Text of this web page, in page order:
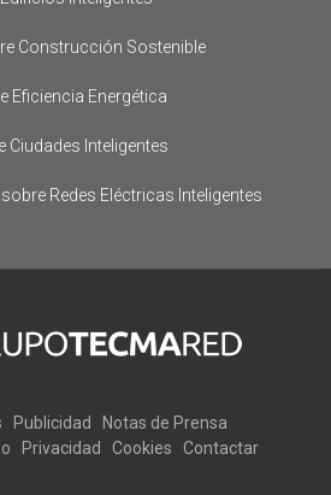
Construcción Sostenible
Eficiencia Energética
Ciudades Inteligentes
Redes Eléctricas Inteligentes
Publicidad
Notas de Prensa
Privacidad Cookies Contactar